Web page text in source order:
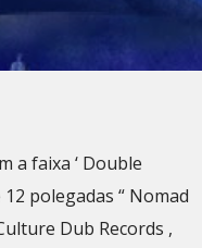
a faixa ‘ Double
polegadas “ Nomad
Dub Records ,